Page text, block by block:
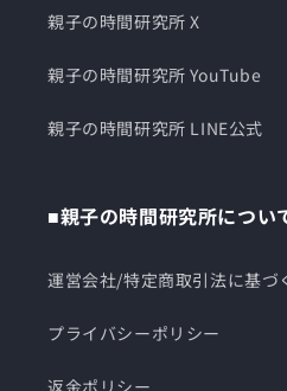
親子の時間研究所 X
親子の時間研究所 YouTube
親子の時間研究所 LINE公式
■親子の時間研究所につい
運営会社/特定商取引法に基づ
プライバシーポリシー
返金ポリシー